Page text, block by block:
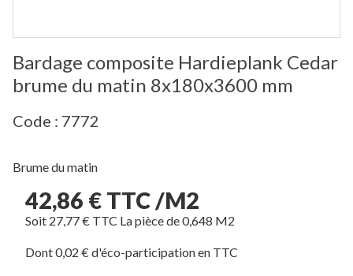
Bardage composite Hardieplank Cedar
brume du matin 8x180x3600 mm
Code : 7772
Brume du matin
42,86 € TTC /M2
Soit 27,77 € TTC La pièce de 0,648 M2
Dont 0,02 € d'éco-participation